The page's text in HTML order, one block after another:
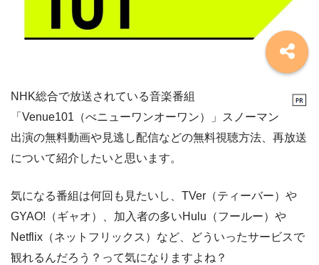
NHK総合で放送されている音楽番組
「Venue101（べニューワンオーワン）」スノーマン
出演の無料動画や見逃し配信などの無料視聴方法、再放送
について紹介したいと思います。
気になる番組は何回も見たいし、TVer（ティーバー）や
GYAO!（ギャオ）、加入者の多いHulu（フールー）や
Netflix（ネットフリックス）など、どういったサービスで
観れるんだろう？って気になりますよね？